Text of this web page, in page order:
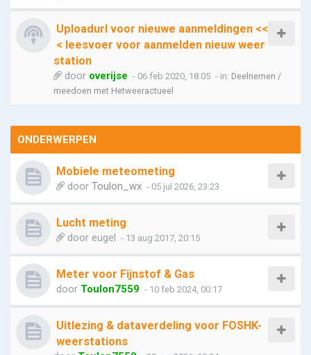
Uploadurl voor nieuwe aanmeldingen <<
< leesvoer voor aanmelden nieuw weer
station
door overijse - 06 feb 2020, 18:05 - in: Deelnemen /
meedoen met Hetweeractueel
ONDERWERPEN
Mobiele meteometing
door Toulon_wx - 05 jul 2026, 23:23
Lucht meting
door eugel - 13 aug 2017, 20:15
Meter voor Fijnstof & Gas
door Toulon7559 - 10 feb 2024, 00:17
Uitlezing & dataverdeling voor FOSHK-
weerstations